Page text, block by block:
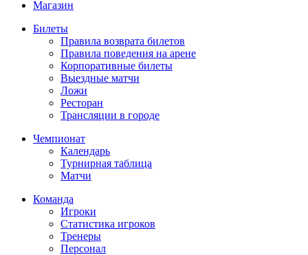
Магазин
Билеты
Правила возврата билетов
Правила поведения на арене
Корпоративные билеты
Выездные матчи
Ложи
Ресторан
Трансляции в городе
Чемпионат
Календарь
Турнирная таблица
Матчи
Команда
Игроки
Статистика игроков
Тренеры
Персонал